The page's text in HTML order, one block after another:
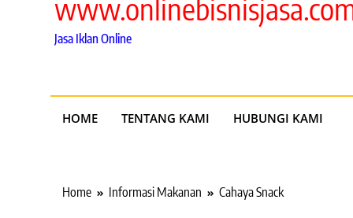
Jasa Iklan Online
HOME TENTANG KAMI HUBUNGI KAMI
Home Informasi Makanan Cahaya Snack